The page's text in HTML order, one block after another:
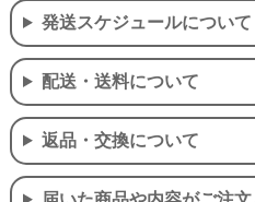
発送スケジュールについて
配送・送料について
返品・交換について